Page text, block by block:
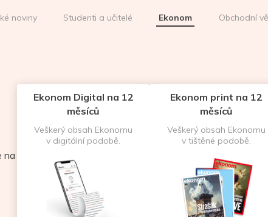
noviny Studenti a učitelé Ekonom Obchodní
na
Ekonom Digital na 12
měsíců
Veškerý obsah Ekonomu
v digitální podobě.
Ekonom print na 12
měsíců
Veškerý obsah Ekonomu
v tištěné podobě.